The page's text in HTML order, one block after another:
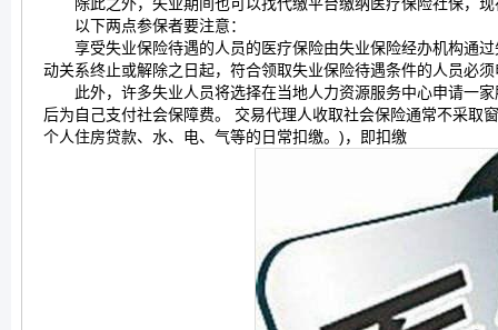
以下两点参保者要注意：
享受失业保险待遇的人员的医疗保险由失业保险经办机构通过
动关系终止或解除之日起，符合领取失业保险待遇条件的人员必
此外，许多失业人员将选择在当地人力资源服务中心申请一家
后为自己支付社会保障费。 交易代理人收取社会保险通常不采取
个人住房贷款、水、电、气等的日常扣缴。)，即扣缴